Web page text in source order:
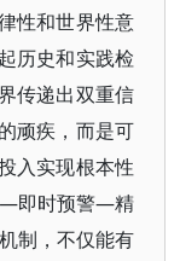
性和世界性意
历史和实践检
传递出双重信
顽疾，而是可
入实现根本性
—即时预警—精
制，不仅能有